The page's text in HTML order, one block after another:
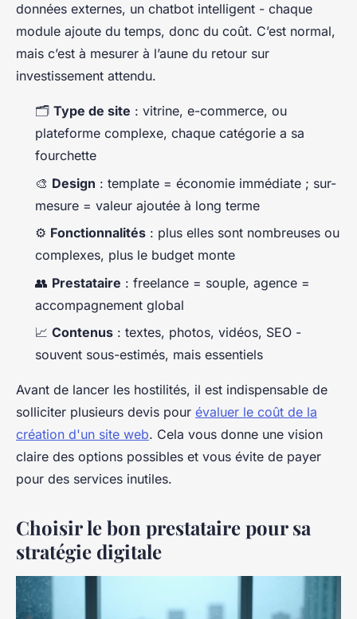
données externes, un chatbot intelligent - chaque
module ajoute du temps, donc du coût. C’est normal,
mais c’est à mesurer à l’aune du retour sur
investissement attendu.
🗂️ Type de site : vitrine, e-commerce, ou
plateforme complexe, chaque catégorie a sa
fourchette
🎨 Design : template = économie immédiate ; sur-
mesure = valeur ajoutée à long terme
⚙️ Fonctionnalités : plus elles sont nombreuses ou
complexes, plus le budget monte
👥 Prestataire : freelance = souple, agence =
accompagnement global
📈 Contenus : textes, photos, vidéos, SEO -
souvent sous-estimés, mais essentiels
Avant de lancer les hostilités, il est indispensable de
solliciter plusieurs devis pour évaluer le coût de la
création d'un site web. Cela vous donne une vision
claire des options possibles et vous évite de payer
pour des services inutiles.
Choisir le bon prestataire pour sa
stratégie digitale